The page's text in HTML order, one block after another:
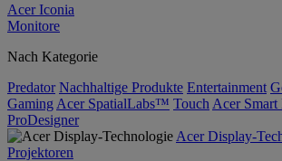
Acer Iconia
Monitore
Nach Kategorie
Predator Nachhaltige Produkte Entertainment
Gaming Acer SpatialLabs™ Touch Acer
ProDesigner
Acer Display-
Projektoren